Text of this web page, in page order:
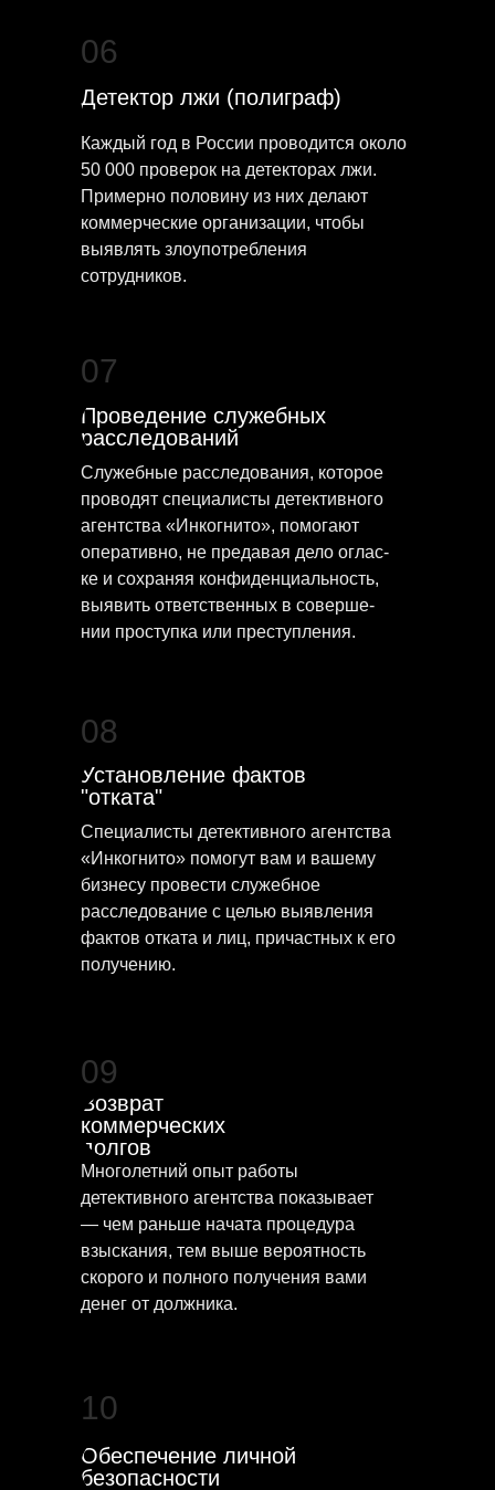
09
Возврат
коммерческих
долгов
Многолетний опыт работы
детективного агентства показывает
— чем раньше начата процедура
взыскания, тем выше вероятность
скорого и полного получения вами
денег от должника.
06
08
10
07
Детектор лжи (полиграф)
Каждый год в России проводится около
50 000 проверок на детекторах лжи.
Примерно половину из них делают
коммерческие организации, чтобы
выявлять злоупотребления
сотрудников.
Установление фактов
"отката"
Специалисты детективного агентства
«Инкогнито» помогут вам и вашему
бизнесу провести служебное
расследование с целью выявления
фактов отката и лиц, причастных к его
получению.
Обеспечение личной
безопасности
Проведение служебных
расследований
Служебные расследования, которое
проводят специалисты детективного
агентства «Инкогнито», помогают
оперативно, не предавая дело оглас-
ке и сохраняя конфиденциальность,
выявить ответственных в соверше-
нии проступка или преступления.